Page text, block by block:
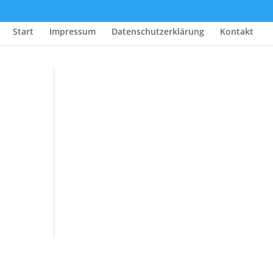
Start Impressum Datenschutzerklärung Kontakt